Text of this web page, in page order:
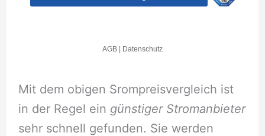
Mit dem obigen Srompreisvergleich ist
in der Regel ein günstiger Stromanbieter
sehr schnell gefunden. Sie werden